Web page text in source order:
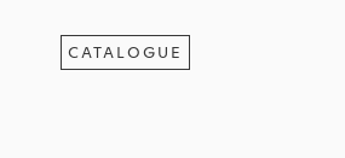
CATALOGUE